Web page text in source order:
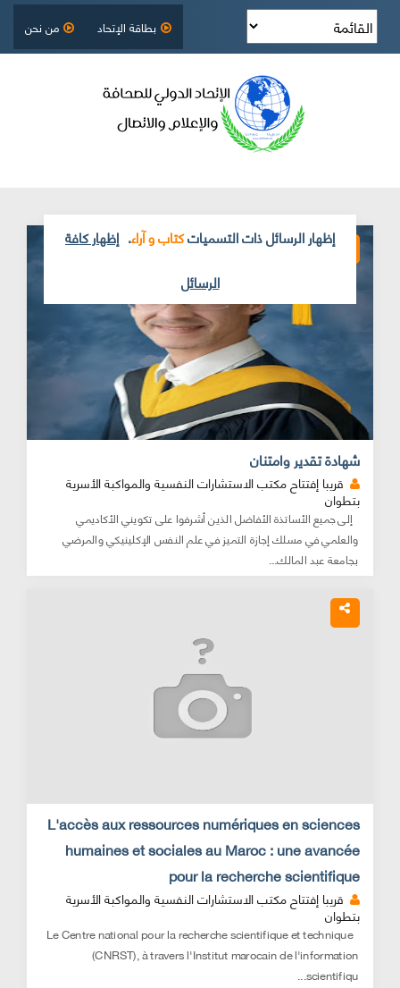
من نحن بطاقة الإتحاد
‏إظهار الرسائل ذات التسمياتكتاب و آراء. إظهار كافة
الرسائل
شهادة تقدير وامتنان
قريبا إفتتاح مكتب الاستشارات النفسية والمواكبة الأسرية
بتطوان
إلى جميع الأساتذة الأفاضل الذين أشرفوا على تكويني الأكاديمي
والعلمي في مسلك إجازة التميز في علم النفس الإكلينيكي والمرضي
بجامعة عبد المالك...
L'accès aux ressources numériques en sciences
humaines et sociales au Maroc : une avancée
pour la recherche scientifique
قريبا إفتتاح مكتب الاستشارات النفسية والمواكبة الأسرية
بتطوان
Le Centre national pour la recherche scientifique et technique
(CNRST), à travers l'Institut marocain de l'information
scientifiqu...